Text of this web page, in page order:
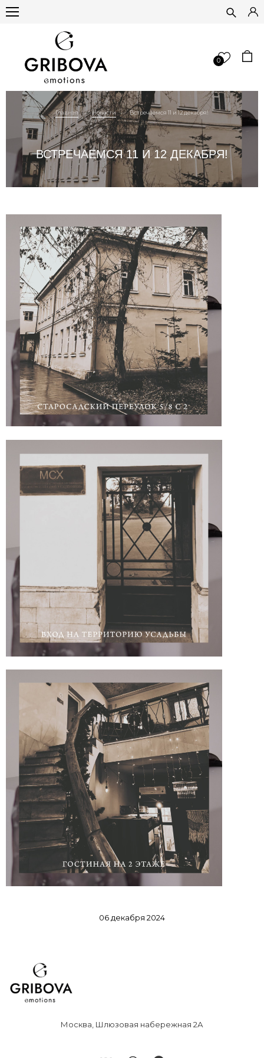
0
Главная Новости Встречаемся 11 и 12 декабря!
ВСТРЕЧАЕМСЯ 11 И 12 ДЕКАБРЯ!
06 декабря 2024
Москва, Шлюзовая набережная 2А